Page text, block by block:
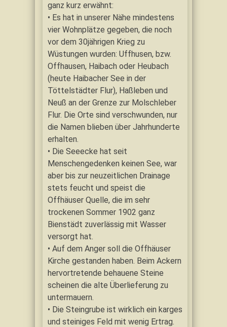
ganz kurz erwähnt:
• Es hat in unserer Nähe mindestens
vier Wohnplätze gegeben, die noch
vor dem 30jährigen Krieg zu
Wüstungen wurden: Uffhusen, bzw.
Offhausen, Haibach oder Heubach
(heute Haibacher See in der
Töttelstädter Flur), Haßleben und
Neuß an der Grenze zur Molschleber
Flur. Die Orte sind verschwunden, nur
die Namen blieben über Jahrhunderte
erhalten.
• Die Seeecke hat seit
Menschengedenken keinen See, war
aber bis zur neuzeitlichen Drainage
stets feucht und speist die
Offhäuser Quelle, die im sehr
trockenen Sommer 1902 ganz
Bienstädt zuverlässig mit Wasser
versorgt hat.
• Auf dem Anger soll die Offhäuser
Kirche gestanden haben. Beim Ackern
hervortretende behauene Steine
scheinen die alte Überlieferung zu
untermauern.
• Die Steingrube ist wirklich ein karges
und steiniges Feld mit wenig Ertrag.